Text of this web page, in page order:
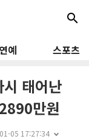
search
연예 스포츠
태어난
만원
05 17:27:34